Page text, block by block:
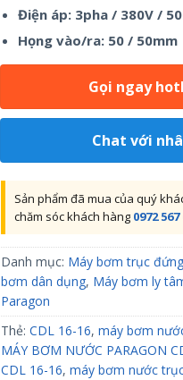
Điện áp: 3pha / 380V /
Họng vào/ra: 50 / 50mm
Gọi ngay
Chat với
Sản phẩm đã mua của quý
chăm sóc khách hàng 0972 567
Danh mục: Máy bơm trục đứng
bơm dân dụng, Máy bơm ly
Paragon
Thẻ: CDL 16-16, máy bơm
MÁY BƠM NƯỚC PARAGON
CDL 16-16, máy bơm nước